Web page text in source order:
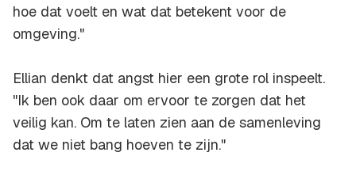
hoe dat voelt en wat dat betekent voor de
omgeving."
Ellian denkt dat angst hier een grote rol inspeelt.
"Ik ben ook daar om ervoor te zorgen dat het
veilig kan. Om te laten zien aan de samenleving
dat we niet bang hoeven te zijn."